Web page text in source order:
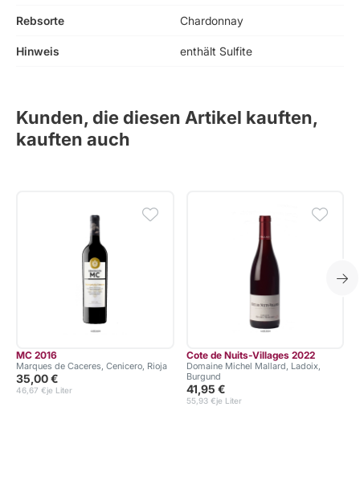
Rebsorte Chardonnay
Hinweis enthält Sulfite
Kunden, die diesen Artikel kauften,
kauften auch
MC 2016
Marques de Caceres, Cenicero, Rioja
35,00 €
je Liter
46,67 €
Cote de Nuits-Villages 2022
Domaine Michel Mallard, Ladoix,
Burgund
41,95 €
je Liter
55,93 €